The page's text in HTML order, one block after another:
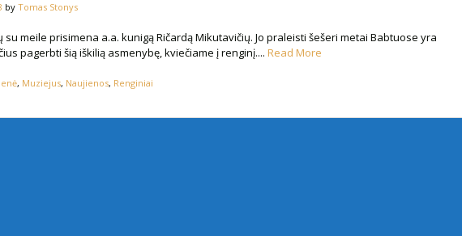
by Tomas Stonys
su meile prisimena a.a. kunigą Ričardą Mikutavičių. Jo praleisti šešeri metai Babtuose yra
pagerbti šią iškilią asmenybę, kviečiame į renginį.... Read More
, Muziejus, Naujienos, Renginiai